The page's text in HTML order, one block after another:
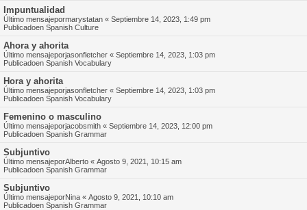
Impuntualidad
Último mensajepormarystatan « Septiembre 14, 2023, 1:49 pm
Publicadoen Spanish Culture
Ahora y ahorita
Último mensajeporjasonfletcher « Septiembre 14, 2023, 1:03 pm
Publicadoen Spanish Vocabulary
Hora y ahorita
Último mensajeporjasonfletcher « Septiembre 14, 2023, 1:03 pm
Publicadoen Spanish Vocabulary
Femenino o masculino
Último mensajeporjacobsmith « Septiembre 14, 2023, 12:00 pm
Publicadoen Spanish Grammar
Subjuntivo
Último mensajeporAlberto « Agosto 9, 2021, 10:15 am
Publicadoen Spanish Grammar
Subjuntivo
Último mensajeporNina « Agosto 9, 2021, 10:10 am
Publicadoen Spanish Grammar